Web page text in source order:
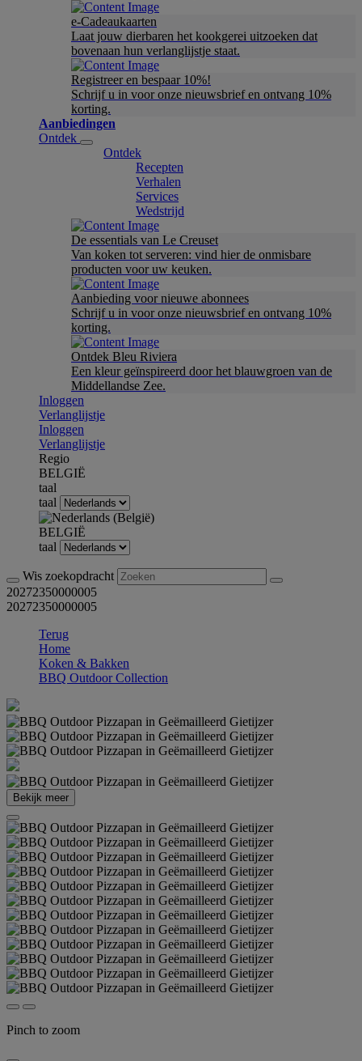
e-Cadeaukaarten
Laat jouw dierbaren het kookgerei uitzoeken dat
bovenaan hun verlanglijstje staat.
Registreer en bespaar 10%!
Schrijf u in voor onze nieuwsbrief en ontvang 10%
korting.
Aanbiedingen
Ontdek
Ontdek
Recepten
Verhalen
Services
Wedstrijd
De essentials van Le Creuset
Van koken tot serveren: vind hier de onmisbare
producten voor uw keuken.
Aanbieding voor nieuwe abonnees
Schrijf u in voor onze nieuwsbrief en ontvang 10%
korting.
Ontdek Bleu Riviera
Een kleur geïnspireerd door het blauwgroen van de
Middellandse Zee.
Inloggen
Verlanglijstje
Inloggen
Verlanglijstje
Regio
BELGIË
taal
taal
BELGIË
taal
Wis zoekopdracht
20272350000005
20272350000005
Terug
Home
Koken & Bakken
BBQ Outdoor Collection
Bekijk meer
Pinch to zoom